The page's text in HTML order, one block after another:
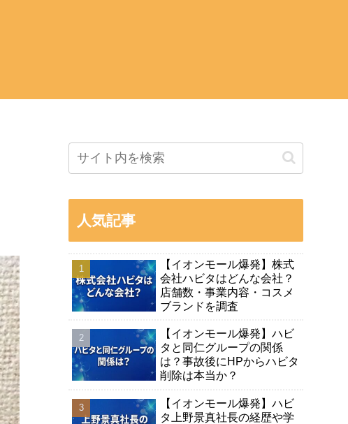
人気記事
【イオンモール爆発】株式
会社ハビタはどんな会社？
店舗数・事業内容・コスメ
ブランドを調査
【イオンモール爆発】ハビ
タと同仁グループの関係
は？事故後にHPからハビタ
削除は本当か？
【イオンモール爆発】ハビ
タ上野景真社長の経歴や学